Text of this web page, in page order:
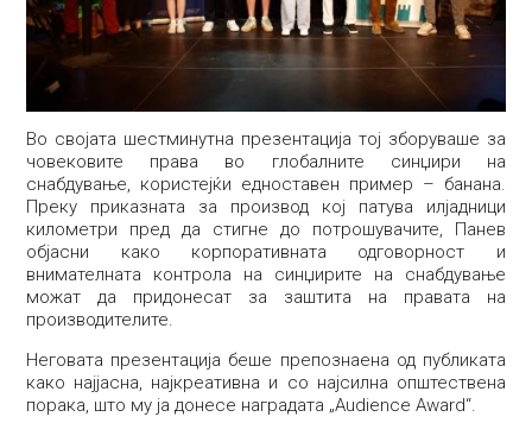
Во својата шестминутна презентација тој зборуваше за
човековите права во глобалните синџири на
снабдување, користејќи едноставен пример – банана.
Преку приказната за производ кој патува илјадници
километри пред да стигне до потрошувачите, Панев
објасни како корпоративната одговорност и
внимателната контрола на синџирите на снабдување
можат да придонесат за заштита на правата на
производителите.
Неговата презентација беше препознаена од публиката
како најјасна, најкреативна и со најсилна општествена
порака, што му ја донесе наградата „Audience Award“.